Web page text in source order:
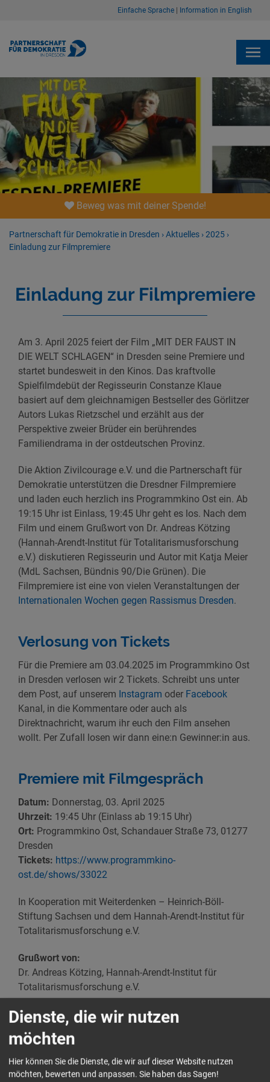
Einfache Sprache Information in English
Beweg was mit deiner Spende!
Partnerschaft für Demokratie in Dresden ›Aktuelles ›2025 ›
Einladung zur Filmpremiere
Einladung zur Filmpremiere
Am 3. April 2025 feiert der Film „MIT DER FAUST IN
DIE WELT SCHLAGEN“ in Dresden seine Premiere und
startet bundesweit in den Kinos. Das kraftvolle
Spielfilmdebüt der Regisseurin Constanze Klaue
basiert auf dem gleichnamigen Bestseller des Görlitzer
Autors Lukas Rietzschel und erzählt aus der
Perspektive zweier Brüder ein berührendes
Familiendrama in der ostdeutschen Provinz.
Die Aktion Zivilcourage e.V. und die Partnerschaft für
Demokratie unterstützen die Dresdner Filmpremiere
und laden euch herzlich ins Programmkino Ost ein. Ab
19:15 Uhr ist Einlass, 19:45 Uhr geht es los. Nach dem
Film und einem Grußwort von Dr. Andreas Kötzing
(Hannah-Arendt-Institut für Totalitarismusforschung
e.V.) diskutieren Regisseurin und Autor mit Katja Meier
(MdL Sachsen, Bündnis 90/Die Grünen). Die
Filmpremiere ist eine von vielen Veranstaltungen der
Internationalen Wochen gegen Rassismus Dresden.
Verlosung von Tickets
Für die Premiere am 03.04.2025 im Programmkino Ost
in Dresden verlosen wir 2 Tickets. Schreibt uns unter
dem Post, auf unserem Instagram oder Facebook
Kanal, in die Kommentare oder auch als
Direktnachricht, warum ihr euch den Film ansehen
wollt. Per Zufall losen wir dann eine:n Gewinner:in aus.
Premiere mit Filmgespräch
Datum: Donnerstag, 03. April 2025
Uhrzeit: 19:45 Uhr (Einlass ab 19:15 Uhr)
Ort: Programmkino Ost, Schandauer Straße 73, 01277
Dresden
Tickets: https://www.programmkino-
ost.de/shows/33022
In Kooperation mit Weiterdenken – Heinrich-Böll-
Stiftung Sachsen und dem Hannah-Arendt-Institut für
Totalitarismusforschung e.V.
Grußwort von:
Dr. Andreas Kötzing, Hannah-Arendt-Institut für
Totalitarismusforschung e.V.
anschließendes Filmgespräch mit:
Constanze Klaue, Regisseurin & Autorin
Lukas Rietzschel, Autor der Romanvorlage
Katja Meier, MdL Sachsen, Bündnis 90 / Die Grünen
Dienste, die wir nutzen
möchten
Hier können Sie die Dienste, die wir auf dieser Website nutzen
möchten, bewerten und anpassen. Sie haben das Sagen!